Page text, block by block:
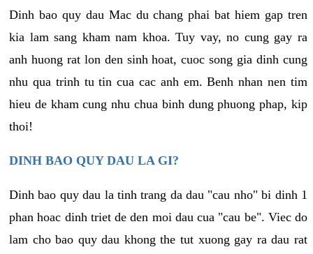
Dinh bao quy dau Mac du chang phai bat hiem gap tren
kia lam sang kham nam khoa. Tuy vay, no cung gay ra
anh huong rat lon den sinh hoat, cuoc song gia dinh cung
nhu qua trinh tu tin cua cac anh em. Benh nhan nen tim
hieu de kham cung nhu chua binh dung phuong phap, kip
thoi!
DINH BAO QUY DAU LA GI?
Dinh bao quy dau la tinh trang da dau "cau nho" bi dinh 1
phan hoac dinh triet de den moi dau cua "cau be". Viec do
lam cho bao quy dau khong the tut xuong gay ra dau rat